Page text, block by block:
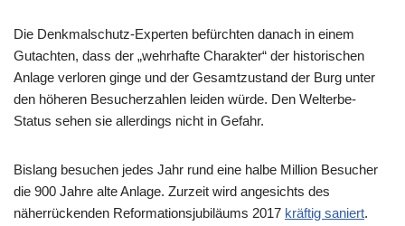
Die Denkmalschutz-Experten befürchten danach in einem
Gutachten, dass der „wehrhafte Charakter“ der historischen
Anlage verloren ginge und der Gesamtzustand der Burg unter
den höheren Besucherzahlen leiden würde. Den Welterbe-
Status sehen sie allerdings nicht in Gefahr.
Bislang besuchen jedes Jahr rund eine halbe Million Besucher
die 900 Jahre alte Anlage. Zurzeit wird angesichts des
näherrückenden Reformationsjubiläums 2017 kräftig saniert.